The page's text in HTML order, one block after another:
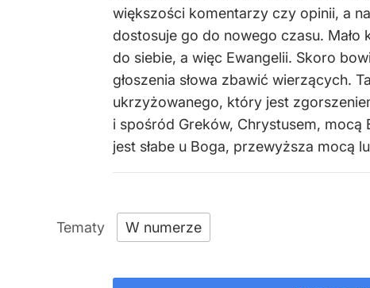
większości komentarzy czy opinii, a
dostosuje go do nowego czasu. Mało
do siebie, a więc Ewangelii. Skoro
głoszenia słowa zbawić wierzących.
ukrzyżowanego, który jest
i spośród Greków, Chrystusem,
jest słabe u Boga, przewyższa mocą
W numerze